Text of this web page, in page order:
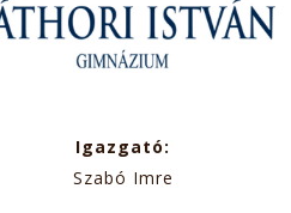
Igazgató:
Szabó Imre